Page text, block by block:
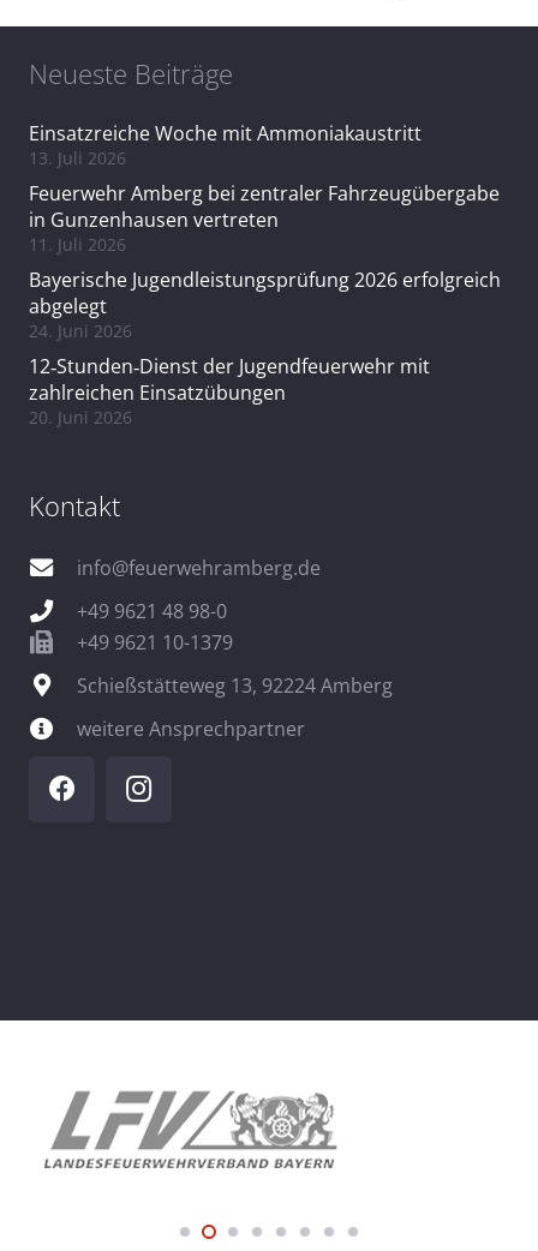
Neueste Beiträge
Einsatzreiche Woche mit Ammoniakaustritt
13. Juli 2026
Feuerwehr Amberg bei zentraler Fahrzeugübergabe
in Gunzenhausen vertreten
11. Juli 2026
Bayerische Jugendleistungsprüfung 2026 erfolgreich
abgelegt
24. Juni 2026
12‑Stunden‑Dienst der Jugendfeuerwehr mit
zahlreichen Einsatzübungen
20. Juni 2026
Kontakt
info@feuerwehramberg.de
+49 9621 48 98-0
+49 9621 10-1379
Schießstätteweg 13, 92224 Amberg
weitere Ansprechpartner